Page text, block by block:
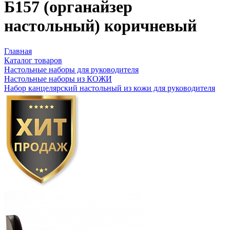
Б157 (органайзер
настольный) коричневый
Главная
Каталог товаров
Настольные наборы для руководителя
Настольные наборы из КОЖИ
Набор канцелярский настольный из кожи для руководителя